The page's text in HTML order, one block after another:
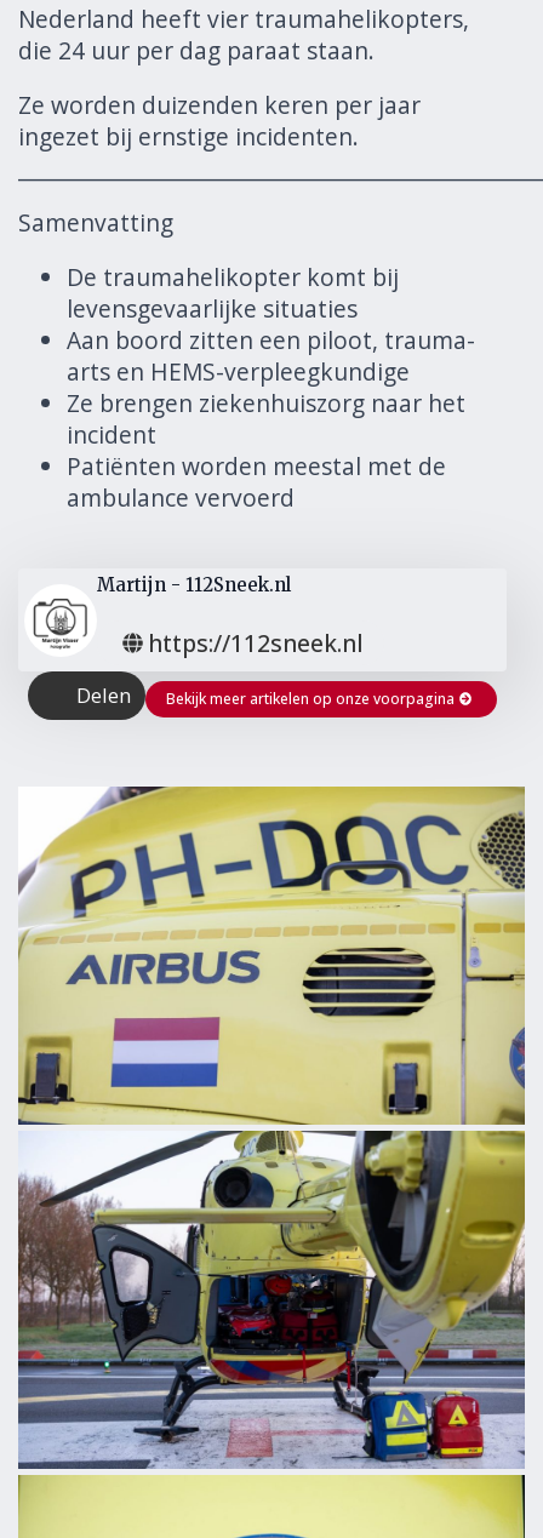
Nederland heeft vier traumahelikopters,
die 24 uur per dag paraat staan.
Ze worden duizenden keren per jaar
ingezet bij ernstige incidenten.
Samenvatting
De traumahelikopter komt bij
levensgevaarlijke situaties
Aan boord zitten een piloot, trauma-
arts en HEMS-verpleegkundige
Ze brengen ziekenhuiszorg naar het
incident
Patiënten worden meestal met de
ambulance vervoerd
Martijn - 112Sneek.nl
https://112sneek.nl
Delen Bekijk meer artikelen op onze voorpagina